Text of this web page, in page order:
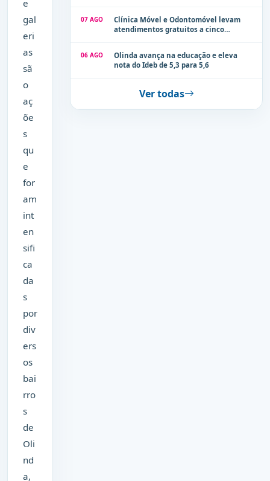
e
gal
eri
as
sã
o
aç
õe
s
qu
e
for
am
int
en
sifi
ca
da
s
por
div
ers
os
bai
rro
s
de
Oli
nd
a,
07 AGO
Clínica Móvel e Odontomóvel levam
atendimentos gratuitos a cinco
06 AGO
Olinda avança na educação e eleva
nota do Ideb de 5,3 para 5,6
Ver todas